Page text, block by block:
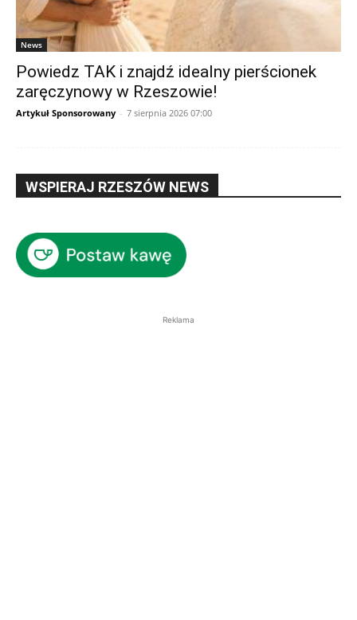
News
Powiedz TAK i znajdź idealny pierścionek
zaręczynowy w Rzeszowie!
Artykuł Sponsorowany - 7 sierpnia 2026 07:00
WSPIERAJ RZESZÓW NEWS
Reklama